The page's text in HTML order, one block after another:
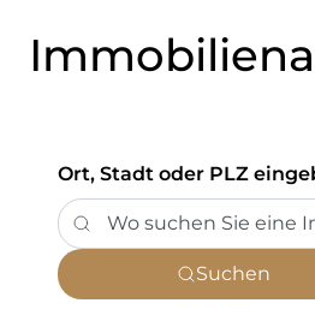
Ort, Stadt oder PLZ
Suchen